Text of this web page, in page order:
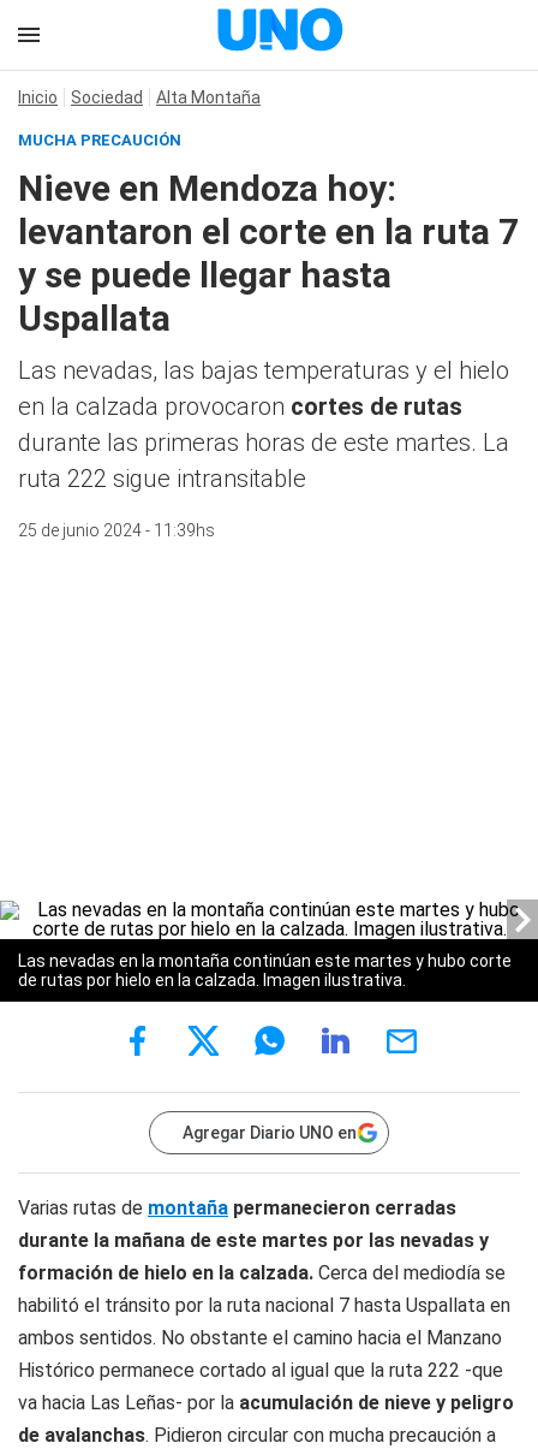
Inicio Sociedad Alta Montaña
MUCHA PRECAUCIÓN
Nieve en Mendoza hoy:
levantaron el corte en la ruta 7
y se puede llegar hasta
Uspallata
Las nevadas, las bajas temperaturas y el hielo
en la calzada provocaron cortes de rutas
durante las primeras horas de este martes. La
ruta 222 sigue intransitable
25 de junio 2024 - 11:39hs
Las nevadas en la montaña continúan este martes y hubo corte
de rutas por hielo en la calzada. Imagen ilustrativa.
Agregar Diario UNO en
Varias rutas de montaña permanecieron cerradas
durante la mañana de este martes por las nevadas y
formación de hielo en la calzada. Cerca del mediodía se
habilitó el tránsito por la ruta nacional 7 hasta Uspallata en
ambos sentidos. No obstante el camino hacia el Manzano
Histórico permanece cortado al igual que la ruta 222 -que
va hacia Las Leñas- por la acumulación de nieve y peligro
de avalanchas. Pidieron circular con mucha precaución a